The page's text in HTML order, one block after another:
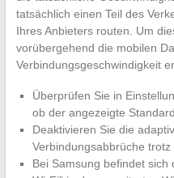
tatsächlich einen Teil des
Ihres Anbieters routen. Um
vorübergehend die mobilen
Verbindungsgeschwindigkeit
Überprüfen Sie in
ob der angezeigte
Deaktivieren Sie die
Verbindungsabbrüche
Bei Samsung befindet sich